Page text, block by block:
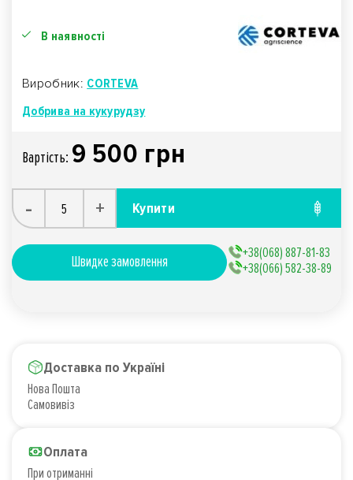
В наявності
Виробник: CORTEVA
Добрива на кукурудзу
Вартiсть: 9 500 грн
- + Купити
Швидке замовлення
+38(068) 887-81-83
+38(066) 582-38-89
Доставка по Україні
Нова Пошта
Самовивіз
Оплата
При отриманні